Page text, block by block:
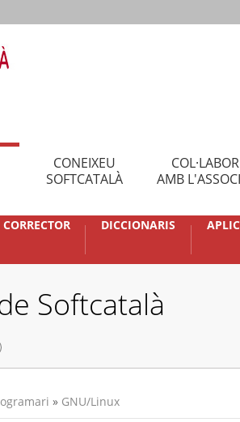
CONEIXEU
SOFTCATALÀ
AMB
CORRECTOR DICCIONARIS
Softcatalà
» GNU/Linux